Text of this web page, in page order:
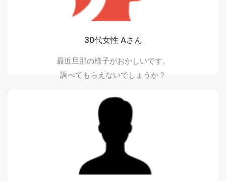
30代女性 Aさん
最近旦那の様子がおかしいです。
調べてもらえないでしょうか？
秘密厳守を徹底して状況や詳しい内容をお聞きします。
よくある質問をもっと見る
守秘義務の徹底
ご契約中はもちろんご相談時においても守秘義務を徹底
しておりますのでどうぞご安心ください。